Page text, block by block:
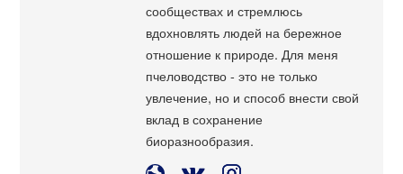
сообществах и стремлюсь
вдохновлять людей на бережное
отношение к природе. Для меня
пчеловодство - это не только
увлечение, но и способ внести свой
вклад в сохранение
биоразнообразия.